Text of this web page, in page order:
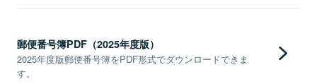
郵便番号簿PDF（2025年度版）
2025年度版郵便番号簿をPDF形式でダウンロードできま
す。